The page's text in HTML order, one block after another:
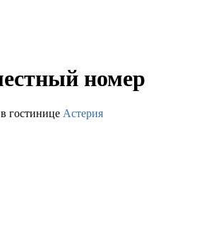
номер
гостинице Астерия